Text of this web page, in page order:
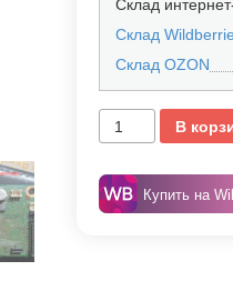
Склад
Склад
Склад OZON
В
Купить на